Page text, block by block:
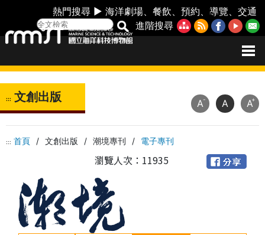
熱門搜尋 ►海洋劇場 、餐飲 、預約 、導覽 、交通
進階搜尋
::: 文創出版
::: 首頁 / 文創出版 / 潮境專刊 / 電子專刊
A- A A+
瀏覽人次：11935